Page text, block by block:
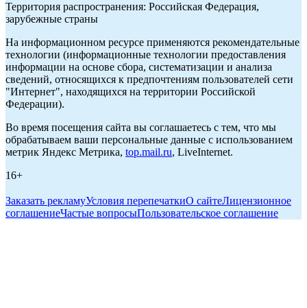
Территория распространения: Российская Федерация,
зарубежные страны
На информационном ресурсе применяются рекомендательные
технологии (информационные технологии предоставления
информации на основе сбора, систематизации и анализа
сведений, относящихся к предпочтениям пользователей сети
"Интернет", находящихся на территории Российской
Федерации).
Во время посещения сайта вы соглашаетесь с тем, что мы
обрабатываем ваши персональные данные с использованием
метрик Яндекс Метрика, top.mail.ru, LiveInternet.
16+
Заказать рекламуУсловия перепечаткиО сайтеЛицензионное
соглашениеЧастые вопросыПользовательское соглашение